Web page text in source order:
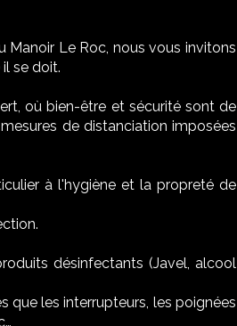
Manoir Le Roc, nous vous invitons
se doit.
où bien-être et sécurité sont de
de distanciation imposées
à l'hygiène et la propreté de
désinfectants (Javel, alcool
les interrupteurs, les poignées